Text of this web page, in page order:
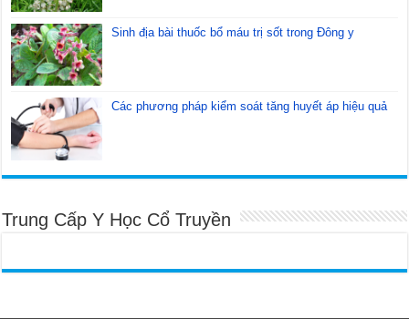
Sinh địa bài thuốc bổ máu trị sốt trong Đông y
Các phương pháp kiểm soát tăng huyết áp hiệu quả
Trung Cấp Y Học Cổ Truyền